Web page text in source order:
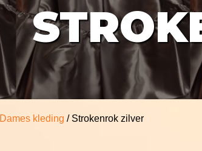
Dames kleding / Strokenrok zilver